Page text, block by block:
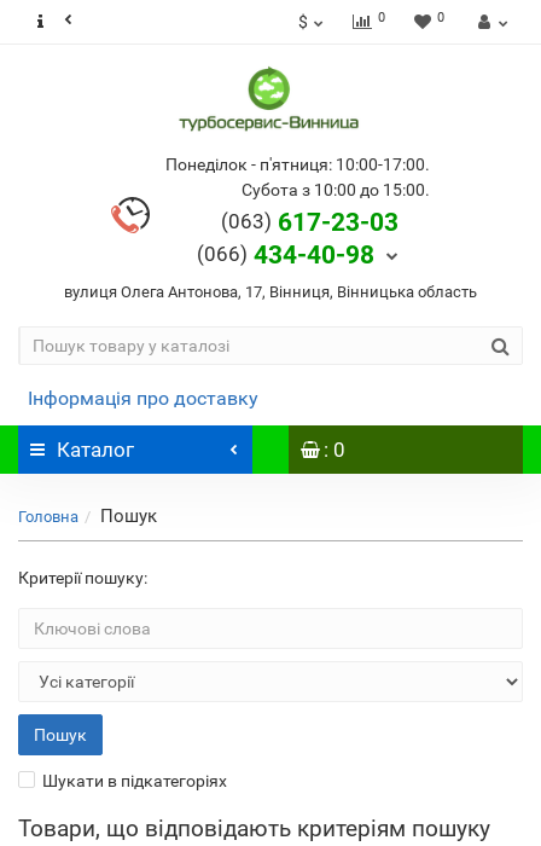
$ 0 0
Понеділок - п'ятниця: 10:00-17:00.
Субота з 10:00 до 15:00.
(063) 617-23-03
(066) 434-40-98
вулиця Олега Антонова, 17, Вінниця, Вінницька область
Інформація про доставку
Каталог : 0
Головна Пошук
Критерії пошуку:
Шукати в підкатегоріях
Товари, що відповідають критеріям пошуку